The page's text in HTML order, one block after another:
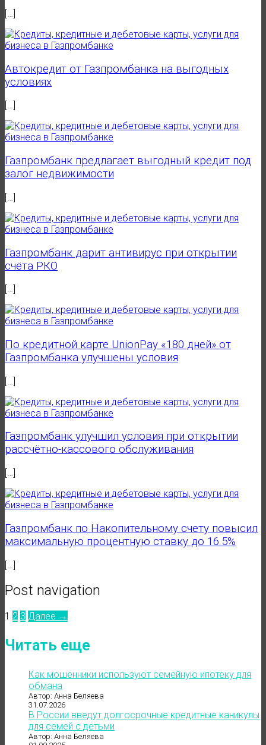
[…]
Автокредит от Газпромбанка на выгодных
условиях
[…]
Газпромбанк предлагает выгодный кредит под
залог недвижимости
[…]
Газпромбанк дарит антивирус при открытии
счёта РКО
[…]
По кредитной карте UnionPay «180 дней» от
Газпромбанка улучшены условия
[…]
Газпромбанк улучшил условия при открытии
рассчётно-кассового обслуживания
[…]
Газпромбанк по Накопительному счету повысил
максимальную процентную ставку до 16.5%
[…]
Post navigation
1 2 3 Далее →
Читать еще
Как мошенники используют семейную ипотеку для
обмана
Автор: Анна Беляева
31.07.2026
В России введут долгосрочные кредитные каникулы
для семей с детьми
Автор: Анна Беляева